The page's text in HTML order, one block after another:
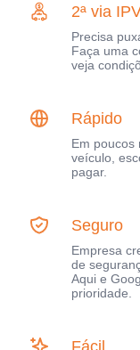
2ª via
Precisa
Faça uma
veja
Rápido
Em poucos
veículo,
pagar.
Seguro
Empresa
de
Aqui e
prioridade.